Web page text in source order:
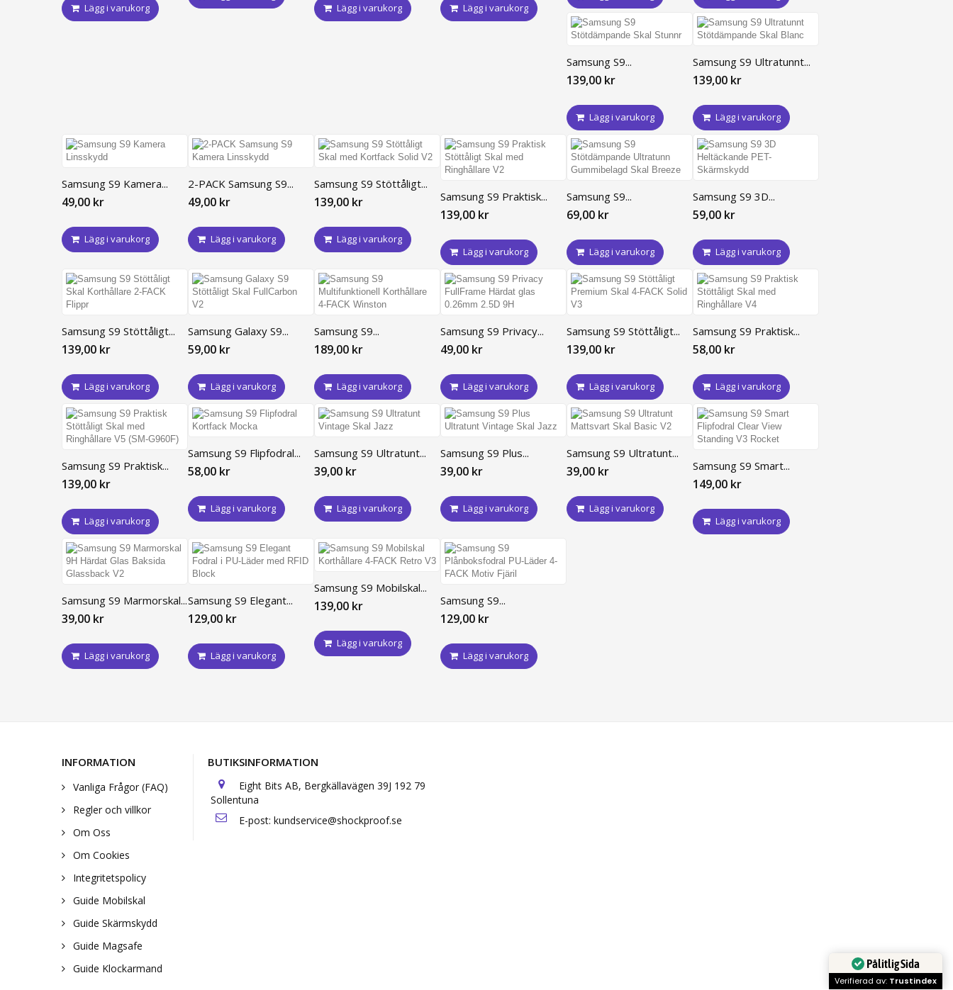
Lägg i varukorg Lägg i varukorg Lägg i varukorg
Samsung S9...
139,00 kr
Lägg i varukorg
Samsung S9 Ultratunnt...
139,00 kr
Lägg i varukorg
Samsung S9 Kamera...
49,00 kr
Lägg i varukorg
2-PACK Samsung S9...
49,00 kr
Lägg i varukorg
Samsung S9 Stöttåligt...
139,00 kr
Lägg i varukorg
Samsung S9 Praktisk...
139,00 kr
Lägg i varukorg
Samsung S9...
69,00 kr
Lägg i varukorg
Samsung S9 3D...
59,00 kr
Lägg i varukorg
Samsung S9 Stöttåligt...
139,00 kr
Lägg i varukorg
Samsung Galaxy S9...
59,00 kr
Lägg i varukorg
Samsung S9...
189,00 kr
Lägg i varukorg
Samsung S9 Privacy...
49,00 kr
Lägg i varukorg
Samsung S9 Stöttåligt...
139,00 kr
Lägg i varukorg
Samsung S9 Praktisk...
58,00 kr
Lägg i varukorg
Samsung S9 Praktisk...
139,00 kr
Lägg i varukorg
Samsung S9 Flipfodral...
58,00 kr
Lägg i varukorg
Samsung S9 Ultratunt...
39,00 kr
Lägg i varukorg
Samsung S9 Plus...
39,00 kr
Lägg i varukorg
Samsung S9 Ultratunt...
39,00 kr
Lägg i varukorg
Samsung S9 Smart...
149,00 kr
Lägg i varukorg
Samsung S9 Marmorskal...
39,00 kr
Lägg i varukorg
Samsung S9 Elegant...
129,00 kr
Lägg i varukorg
Samsung S9 Mobilskal...
139,00 kr
Lägg i varukorg
Samsung S9...
129,00 kr
Lägg i varukorg
INFORMATION
Vanliga Frågor (FAQ)
Regler och villkor
Om Oss
Om Cookies
Integritetspolicy
Guide Mobilskal
Guide Skärmskydd
Guide Magsafe
Guide Klockarmand
BUTIKSINFORMATION
Eight Bits AB, Bergkällavägen 39J 192 79
Sollentuna
E-post: kundservice@shockproof.se
Pålitlig Sida
Verifierad av: Trustindex